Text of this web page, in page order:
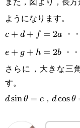
ようになります。
c+d+f=2a
c + d + f = 2a ・
e+g+h=2b
e + g + h = 2b
・
さらに，大きな三
す。
d\sin\theta=e
dsinθ = e ，dcosθ